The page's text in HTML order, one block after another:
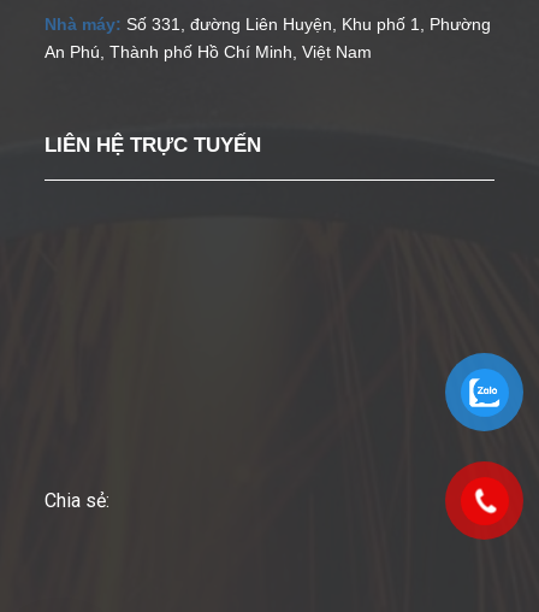
Nhà máy: Số 331, đường Liên Huyện, Khu phố 1, Phường
An Phú, Thành phố Hồ Chí Minh, Việt Nam
LIÊN HỆ TRỰC TUYẾN
Chia sẻ: